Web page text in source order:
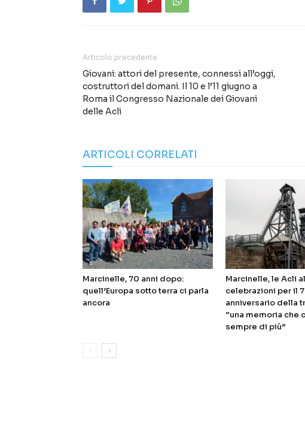
Articolo precedente
Giovani: attori del presente, connessi all’oggi,
costruttori del domani. Il 10 e l’11 giugno a
Roma il Congresso Nazionale dei Giovani
delle Acli
ARTICOLI CORRELATI
Marcinelle, 70 anni dopo:
quell’Europa sotto terra ci parla
ancora
Marcinelle, le Acli
celebrazioni per il
anniversario della
“una memoria che
sempre di più”